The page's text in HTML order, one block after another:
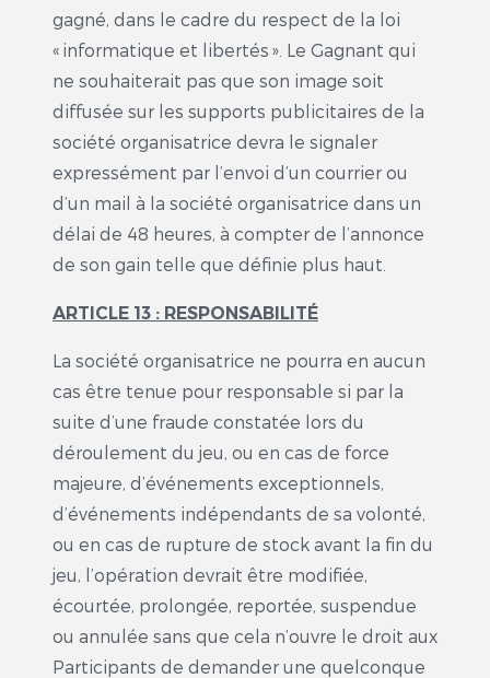
gagné, dans le cadre du respect de la loi
« informatique et libertés ». Le Gagnant qui
ne souhaiterait pas que son image soit
diffusée sur les supports publicitaires de la
société organisatrice devra le signaler
expressément par l’envoi d’un courrier ou
d’un mail à la société organisatrice dans un
délai de 48 heures, à compter de l’annonce
de son gain telle que définie plus haut.
ARTICLE 13 : RESPONSABILITÉ
La société organisatrice ne pourra en aucun
cas être tenue pour responsable si par la
suite d’une fraude constatée lors du
déroulement du jeu, ou en cas de force
majeure, d’événements exceptionnels,
d’événements indépendants de sa volonté,
ou en cas de rupture de stock avant la fin du
jeu, l’opération devrait être modifiée,
écourtée, prolongée, reportée, suspendue
ou annulée sans que cela n’ouvre le droit aux
Participants de demander une quelconque